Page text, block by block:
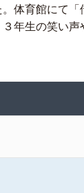
体育館にて
年生の笑い